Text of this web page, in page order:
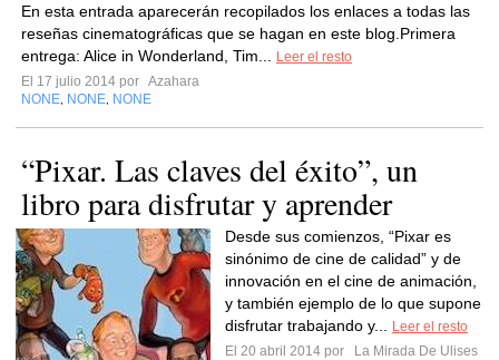
En esta entrada aparecerán recopilados los enlaces a todas las
reseñas cinematográficas que se hagan en este blog.Primera
entrega: Alice in Wonderland, Tim...
Leer el resto
El 17 julio 2014 por Azahara
NONE NONE NONE
“Pixar. Las claves del éxito”, un
libro para disfrutar y aprender
Desde sus comienzos, “Pixar es
sinónimo de cine de calidad” y de
innovación en el cine de animación,
y también ejemplo de lo que supone
disfrutar trabajando y...
Leer el resto
El 20 abril 2014 por
La Mirada De Ulises